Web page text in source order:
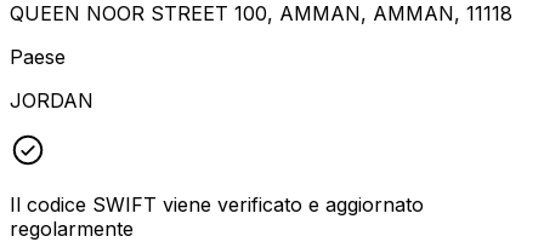
QUEEN NOOR STREET 100, AMMAN, AMMAN, 11118
Paese
JORDAN
Il codice SWIFT viene verificato e aggiornato
regolarmente